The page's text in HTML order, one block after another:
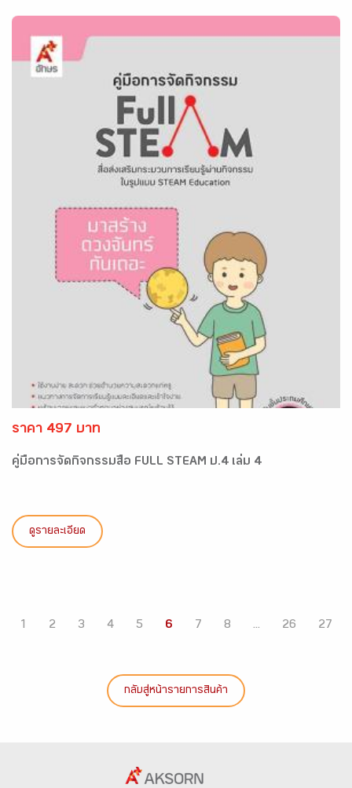
ราคา 497 บาท
คู่มือการจัดกิจกรรมสื่อ FULL STEAM ป.4 เล่ม 4
ดูรายละเอียด
1 2 3 4 5 6 7 8 ... 26 27
กลับสู่หน้ารายการสินค้า